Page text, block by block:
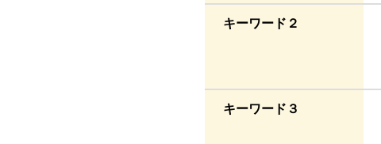
キーワード２
キーワード３